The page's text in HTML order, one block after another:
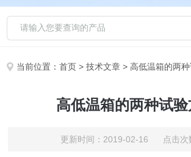
当前位置：首页 >技术文章 > 高低温箱的两
高低温箱的两种试
更新时间：2019-02-16 点击次